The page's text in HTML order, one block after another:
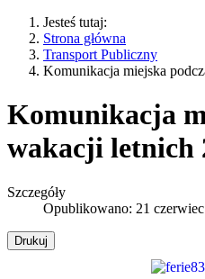
Jesteś tutaj:
Strona główna
Transport Publiczny
Komunikacja miejska
Komunikacja
wakacji letnich
Szczegóły
Opublikowano: 21
Drukuj